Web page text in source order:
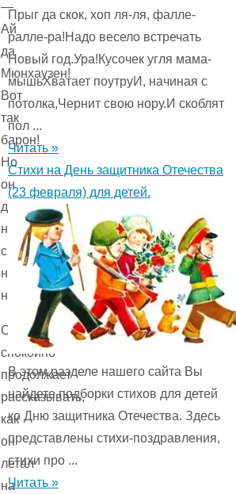
—
Ай
да
Мюнхаузен!
Вот
так
барон!
Но
он
даже
не
смотрит
на
них.
Он
спокойно
продолжает
рассказывать,
как
он
летал
на
Прыг да скок, хоп ля-ля, фалле-
ралле-ра!Надо весело встречать
Новый год.Ура!Кусочек угля мама-
мышьХватает поутруИ, начиная с
потолка,Чернит свою нору.И скоблят
пол ...
Читать »
Стихи на День защитника Отечества
(23 февраля) для детей.
В этом разделе нашего сайта Вы
найдете подборки стихов для детей
ко Дню защитника Отечества. Здесь
представлены стихи-поздравления,
стихи про ...
Читать »